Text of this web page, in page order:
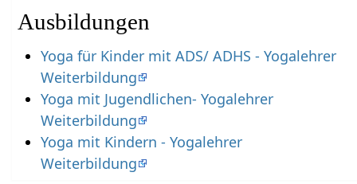
Ausbildungen
Yoga für Kinder mit ADS/ ADHS - Yogalehrer
Weiterbildung
Yoga mit Jugendlichen- Yogalehrer
Weiterbildung
Yoga mit Kindern - Yogalehrer
Weiterbildung